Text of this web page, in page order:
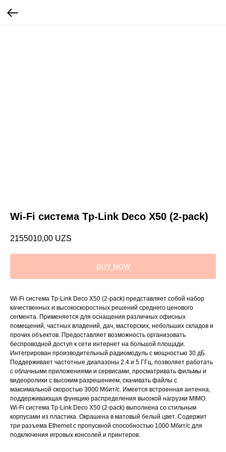
Wi-Fi система Tp-Link Deco X50 (2-pack)
2155010,00 UZS
BUY NOW
Wi-Fi система Tp-Link Deco X50 (2-pack) представляет собой набор
качественных и высокоскоростных решений среднего ценового
сегмента. Применяется для оснащения различных офисных
помещений, частных владений, дач, мастерских, небольших складов и
прочих объектов. Предоставляет возможность организовать
беспроводной доступ к сети интернет на большой площади.
Интегрирован производительный радиомодуль с мощностью 30 дБ.
Поддерживает частотные диапазоны 2.4 и 5 ГГц, позволяет работать
с облачными приложениями и сервисами, просматривать фильмы и
видеоролики с высоким разрешением, скачивать файлы с
максимальной скоростью 3000 Мбит/с. Имеется встроенная антенна,
поддерживающая функцию распределения высокой нагрузки MIMO.
Wi-Fi система Tp-Link Deco X50 (2-pack) выполнена со стильным
корпусами из пластика. Окрашена в матовый белый цвет. Содержит
три разъема Ethernet с пропускной способностью 1000 Мбит/с для
подключения игровых консолей и принтеров.